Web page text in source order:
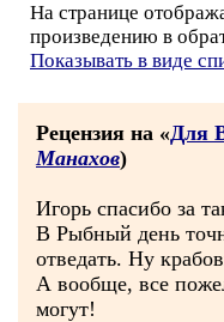
На странице
произведению в
Показывать в виде
Рецензия на «Для
Манахов)
Игорь спасибо за
В Рыбный день
отведать. Ну
А вообще, все
могут!